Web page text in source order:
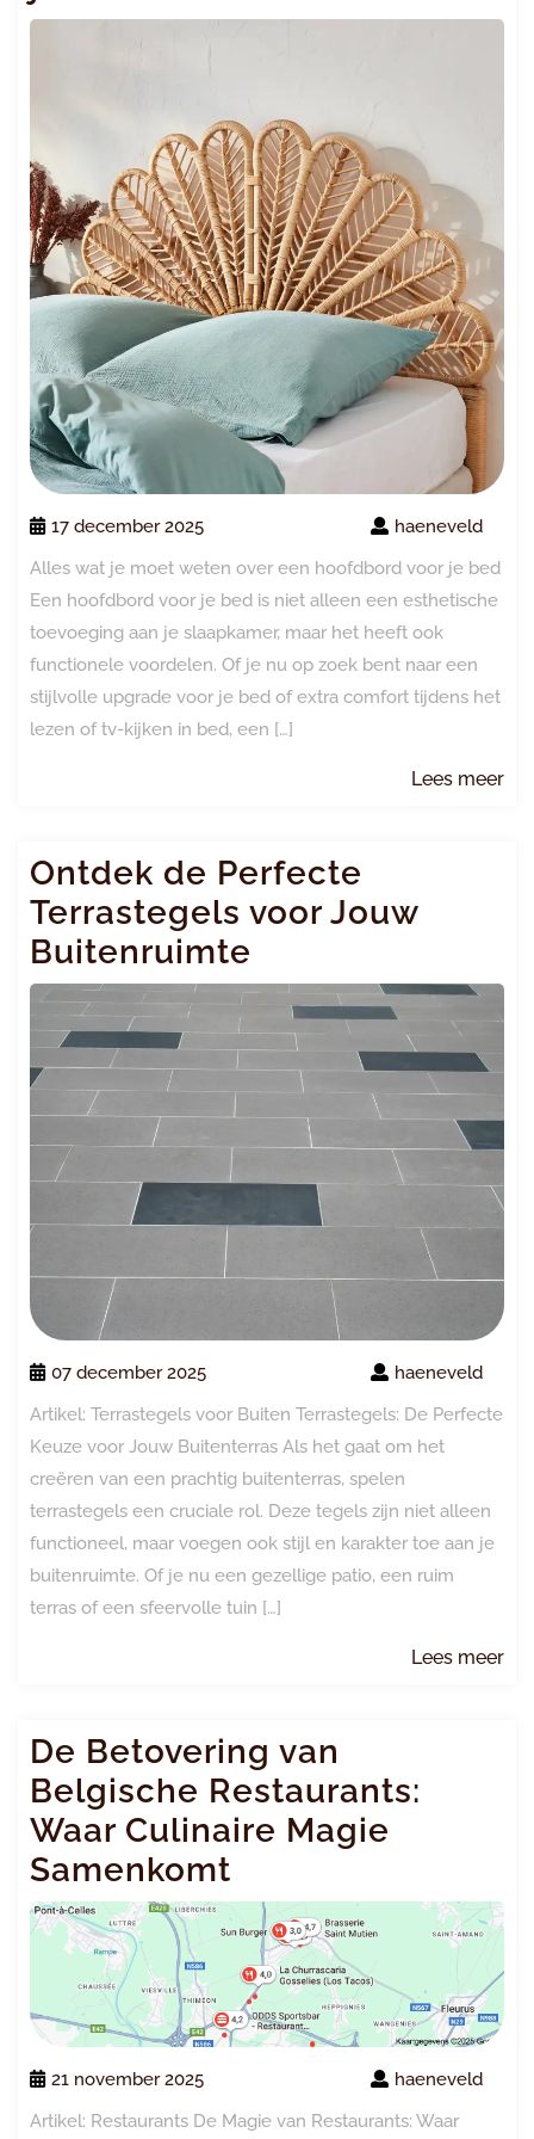
17 december 2025
haeneveld
Alles wat je moet weten over een hoofdbord voor je bed
Een hoofdbord voor je bed is niet alleen een esthetische
toevoeging aan je slaapkamer, maar het heeft ook
functionele voordelen. Of je nu op zoek bent naar een
stijlvolle upgrade voor je bed of extra comfort tijdens het
lezen of tv-kijken in bed, een […]
Lees meer
Ontdek de Perfecte
Terrastegels voor Jouw
Buitenruimte
07 december 2025
haeneveld
Artikel: Terrastegels voor Buiten Terrastegels: De Perfecte
Keuze voor Jouw Buitenterras Als het gaat om het
creëren van een prachtig buitenterras, spelen
terrastegels een cruciale rol. Deze tegels zijn niet alleen
functioneel, maar voegen ook stijl en karakter toe aan je
buitenruimte. Of je nu een gezellige patio, een ruim
terras of een sfeervolle tuin […]
Lees meer
De Betovering van
Belgische Restaurants:
Waar Culinaire Magie
Samenkomt
21 november 2025
haeneveld
Artikel: Restaurants De Magie van Restaurants: Waar